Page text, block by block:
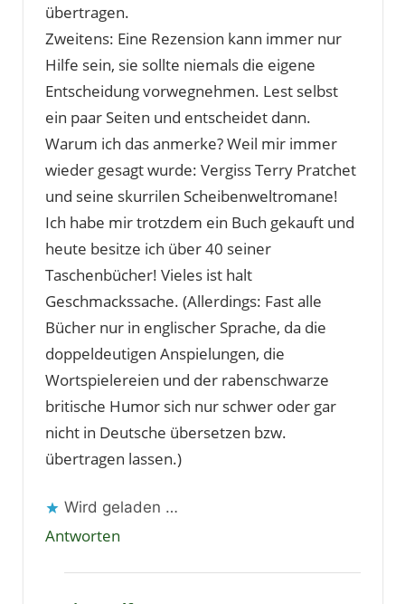
übertragen.
Zweitens: Eine Rezension kann immer nur
Hilfe sein, sie sollte niemals die eigene
Entscheidung vorwegnehmen. Lest selbst
ein paar Seiten und entscheidet dann.
Warum ich das anmerke? Weil mir immer
wieder gesagt wurde: Vergiss Terry Pratchet
und seine skurrilen Scheibenweltromane!
Ich habe mir trotzdem ein Buch gekauft und
heute besitze ich über 40 seiner
Taschenbücher! Vieles ist halt
Geschmackssache. (Allerdings: Fast alle
Bücher nur in englischer Sprache, da die
doppeldeutigen Anspielungen, die
Wortspielereien und der rabenschwarze
britische Humor sich nur schwer oder gar
nicht in Deutsche übersetzen bzw.
übertragen lassen.)
Wird geladen …
Antworten